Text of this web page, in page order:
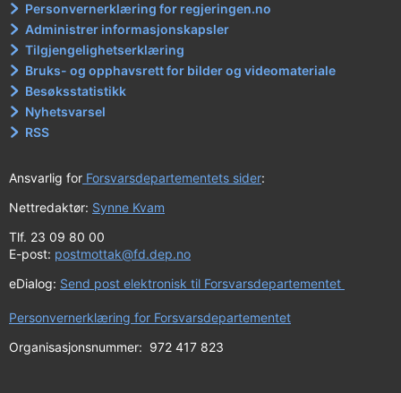
Personvernerklæring for regjeringen.no
Administrer informasjonskapsler
Tilgjengelighetserklæring
Bruks- og opphavsrett for bilder og videomateriale
Besøksstatistikk
Nyhetsvarsel
RSS
Ansvarlig for Forsvarsdepartementets sider:
Nettredaktør: Synne Kvam
Tlf. 23 09 80 00
E-post: postmottak@fd.dep.no
eDialog: Send post elektronisk til Forsvarsdepartementet
Personvernerklæring for Forsvarsdepartementet
Organisasjonsnummer: 972 417 823